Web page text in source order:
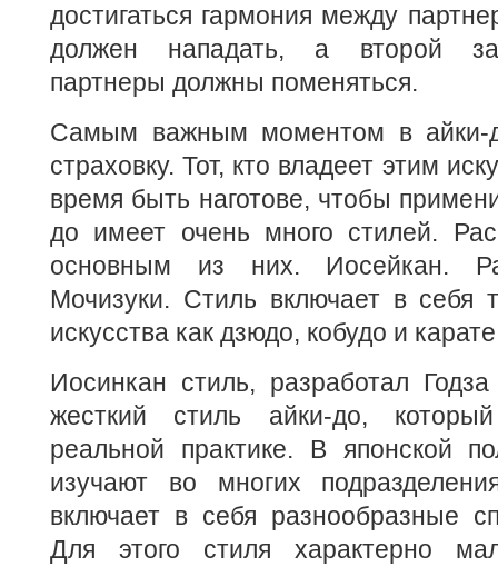
достигаться гармония между
должен нападать, а второй
партнеры должны поменяться.
Самым важным моментом в айки-
страховку. Тот, кто владеет этим
время быть наготове, чтобы
до имеет очень много стилей.
основным из них. Иосейкан.
Мочизуки. Стиль включает в себя
искусства как дзюдо, кобудо и
Иосинкан стиль, разработал
жесткий стиль айки-до,
реальной практике. В японской
изучают во многих
включает в себя разнообразные
Для этого стиля характерно